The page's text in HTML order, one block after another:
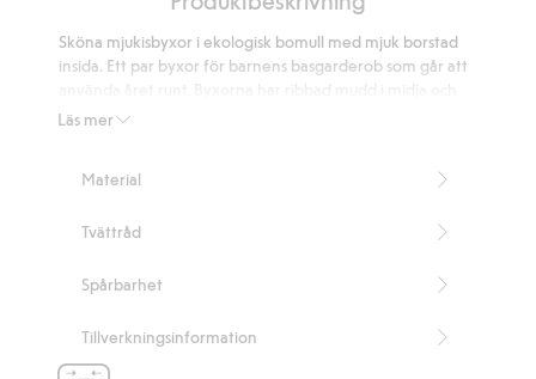
borstad
Läs mer
Sköna mjukisbyxor i ekologisk bomull med mjuk borstad
insida. Ett par byxor för barnens basgarderob som går att
benslut. Dragsko i midjan samt reglerbar midjejustering
Artikelnummer
Material
Tvättråd
Spårbarhet
Tillverkningsinformation